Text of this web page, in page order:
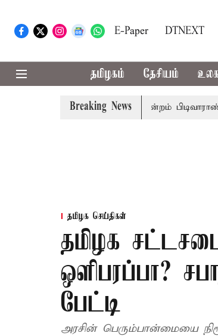
E-Paper DTNEXT
தமிழகம் தேசியம்
Breaking News
சென்னை நீதிமன்றம் பிடிவாராண்ட்
தமிழக செய்திகள்
தமிழக
ஒளிபரப்பா?
பேட்டி
அரசின் பெரும்பான்மையை